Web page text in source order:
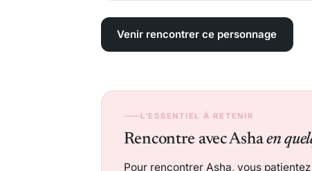
Venir rencontrer ce personnage
L’ESSENTIEL À RETENIR
Rencontre avec Ashaen
Pour rencontrer Asha, vous